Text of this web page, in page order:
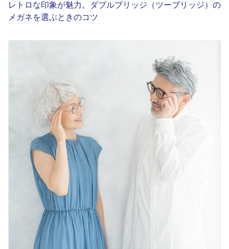
レトロな印象が魅力。ダブルブリッジ（ツーブリッジ）の
メガネを選ぶときのコツ